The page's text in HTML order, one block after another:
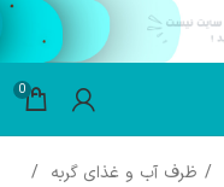
0
ظرف آب و غذای گربه